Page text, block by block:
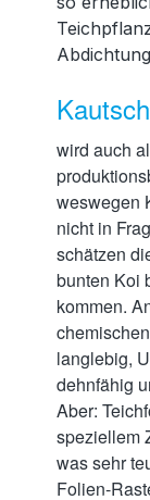
wird auch
weswegen
nicht in
schätzen
bunten Koi
kommen.
langlebig,
dehnfähig
Aber:
speziellem
was sehr
Folien-